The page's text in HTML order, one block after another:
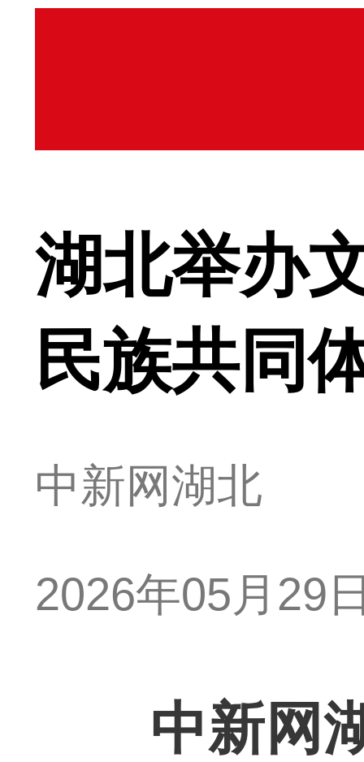
湖北举办
民族共同
中新网湖北
2026年05月29
中新网